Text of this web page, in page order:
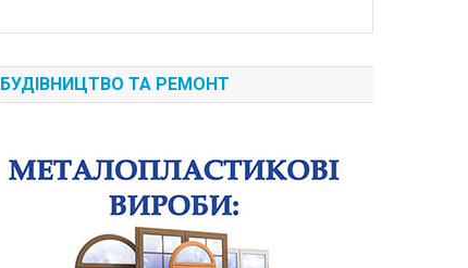
БУДІВНИЦТВО ТА РЕМОНТ